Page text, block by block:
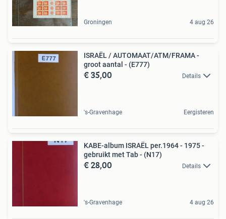
Groningen 4 aug 26
ISRAËL / AUTOMAAT/ATM/FRAMA -
groot aantal - (E777)
€ 35,00 Details
's-Gravenhage Eergisteren
KABE-album ISRAËL per.1964 - 1975 -
gebruikt met Tab - (N17)
€ 28,00 Details
's-Gravenhage 4 aug 26